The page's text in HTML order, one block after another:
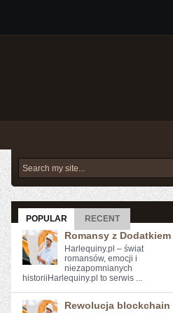
POPULAR RECENT
Romansy z Dodatkiem
Harlequiny.pl – świat
romansów, emocji i
niezapomnianych
historiiHarlequiny.pl to serwis ...
Rewolucja blockchain